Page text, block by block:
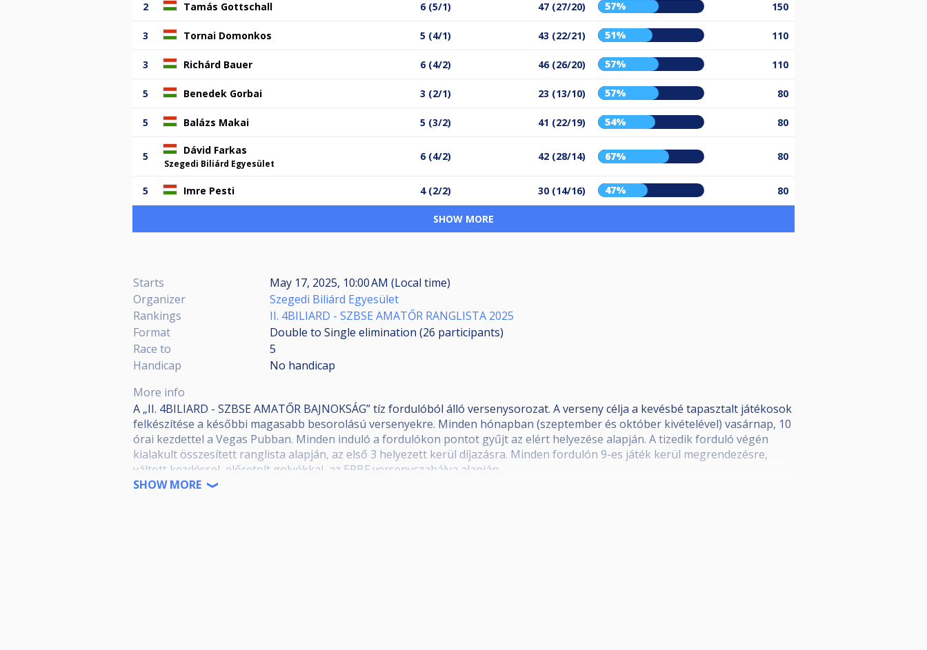
2 Tamás Gottschall 6 (5/1) 47 (27/20) 57% 150
3 Tornai Domonkos 5 (4/1) 43 (22/21) 51% 110
3 Richárd Bauer 6 (4/2) 46 (26/20) 57% 110
5 Benedek Gorbai 3 (2/1) 23 (13/10) 57% 80
5 Balázs Makai 5 (3/2) 41 (22/19) 54% 80
5 Dávid Farkas
Szegedi Biliárd Egyesület
6 (4/2) 42 (28/14) 67% 80
5 Imre Pesti 4 (2/2) 30 (14/16) 47% 80
SHOW MORE
Starts
May 17, 2025, 10:00 AM (Local time)
Organizer
Szegedi Biliárd Egyesület
Rankings
II. 4BILIARD - SZBSE AMATŐR RANGLISTA 2025
Format
Double to Single elimination (26 participants)
Race to
5
Handicap
No handicap
More info
A „II. 4BILIARD - SZBSE AMATŐR BAJNOKSÁG” tíz fordulóból álló versenysorozat. A verseny célja a kevésbé tapasztalt játékosok
felkészítése a későbbi magasabb besorolású versenyekre. Minden hónapban (szeptember és október kivételével) vasárnap, 10
órai kezdettel a Vegas Pubban. Minden induló a fordulókon pontot gyűjt az elért helyezése alapján. A tizedik forduló végén
kialakult összesített ranglista alapján, az első 3 helyezett kerül díjazásra. Minden fordulón 9-es játék kerül megrendezésre,
váltott kezdéssel, előretolt golyókkal, az EPBF versenyszabálya alapján.
SHOW MORE